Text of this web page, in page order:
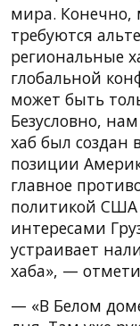
мира. Конечно,
требуются
региональные
глобальной
может быть
Безусловно,
хаб был создан
позиции
главное
политикой
интересами
устраивает
хаба», —
— «В Белом